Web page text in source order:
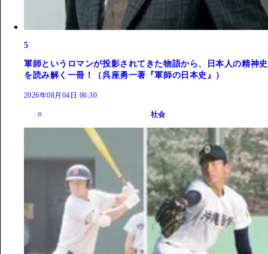
5
軍師というロマンが投影されてきた物語から、日本人の精神史
を読み解く一冊！（呉座勇一著『軍師の日本史』）
2026年08月04日 06:30
社会